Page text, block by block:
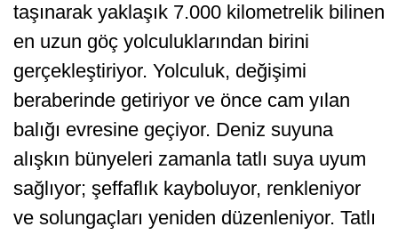
taşınarak yaklaşık 7.000 kilometrelik bilinen
en uzun göç yolculuklarından birini
gerçekleştiriyor. Yolculuk, değişimi
beraberinde getiriyor ve önce cam yılan
balığı evresine geçiyor. Deniz suyuna
alışkın bünyeleri zamanla tatlı suya uyum
sağlıyor; şeffaflık kayboluyor, renkleniyor
ve solungaçları yeniden düzenleniyor. Tatlı